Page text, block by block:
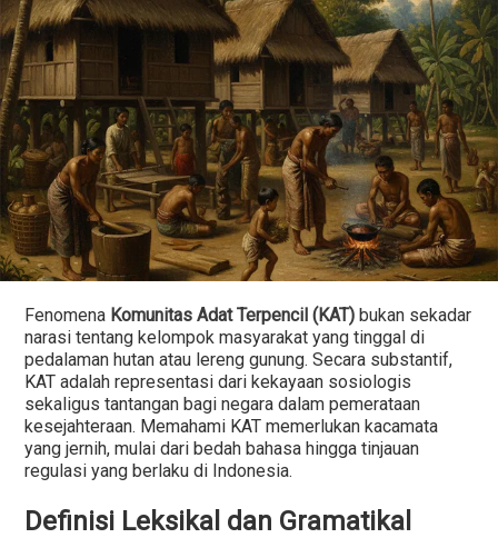
Fenomena Komunitas Adat Terpencil (KAT) bukan sekadar
narasi tentang kelompok masyarakat yang tinggal di
pedalaman hutan atau lereng gunung. Secara substantif,
KAT adalah representasi dari kekayaan sosiologis
sekaligus tantangan bagi negara dalam pemerataan
kesejahteraan. Memahami KAT memerlukan kacamata
yang jernih, mulai dari bedah bahasa hingga tinjauan
regulasi yang berlaku di Indonesia.
Definisi Leksikal dan Gramatikal